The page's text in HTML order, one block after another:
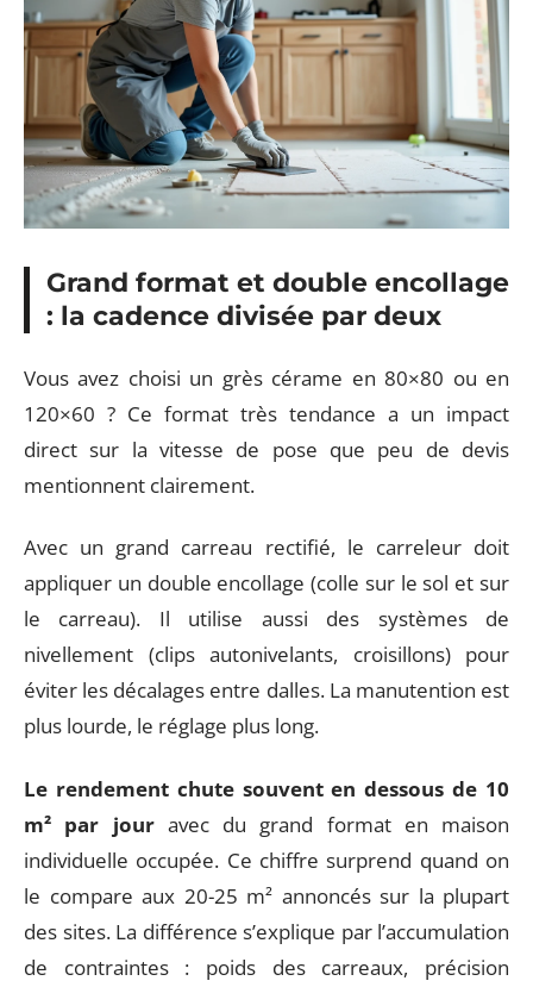
Grand format et double encollage
: la cadence divisée par deux
Vous avez choisi un grès cérame en 80×80 ou en
120×60 ? Ce format très tendance a un impact
direct sur la vitesse de pose que peu de devis
mentionnent clairement.
Avec un grand carreau rectifié, le carreleur doit
appliquer un double encollage (colle sur le sol et sur
le carreau). Il utilise aussi des systèmes de
nivellement (clips autonivelants, croisillons) pour
éviter les décalages entre dalles. La manutention est
plus lourde, le réglage plus long.
Le rendement chute souvent en dessous de 10
m² par jouravec du grand format en maison
individuelle occupée. Ce chiffre surprend quand on
le compare aux 20-25 m² annoncés sur la plupart
des sites. La différence s’explique par l’accumulation
de contraintes : poids des carreaux, précision